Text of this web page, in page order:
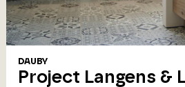
DAUBY
Project Langens &